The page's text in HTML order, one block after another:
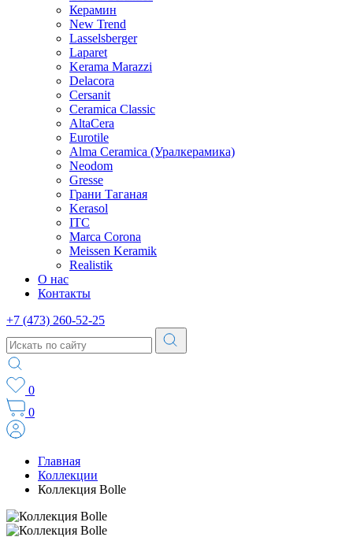
Керамин
New Trend
Lasselsberger
Laparet
Kerama Marazzi
Delacora
Cersanit
Ceramica Classic
AltaCera
Eurotile
Alma Ceramica (Уралкерамика)
Neodom
Gresse
Грани Таганая
Kerasol
ITC
Marca Corona
Meissen Keramik
Realistik
О нас
Контакты
+7 (473) 260-52-25
0
0
Главная
Коллекции
Коллекция Bolle